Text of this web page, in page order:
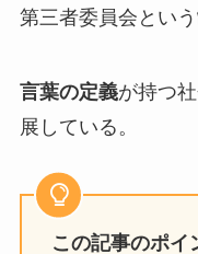
第三者委員会という
言葉の定義が持つ
展している。
この記事のポイ